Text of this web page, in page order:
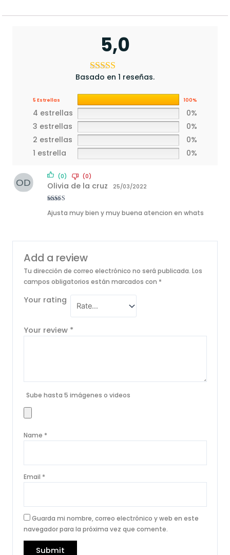
5,0
Basado en 1 reseñas.
5 Estrellas 100%
4 estrellas
0%
3 estrellas
0%
2 estrellas
0%
1 estrella
0%
of 5
Olivia de la cruz 25/03/2022
Ajusta muy bien y muy buena atencion en whats
(0) (0)
Add a review
Tu dirección de correo electrónico no será publicada. Los
campos obligatorios están marcados con *
Your rating
Your review *
Sube hasta 5 imágenes o videos
Name *
Email *
Guarda mi nombre, correo electrónico y web en este
navegador para la próxima vez que comente.